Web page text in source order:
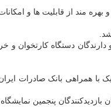
بهره مند از قابلیت ها و
و "به رنگ سپهر" با هزاران جایزه نقدی و
با همراهی بانک